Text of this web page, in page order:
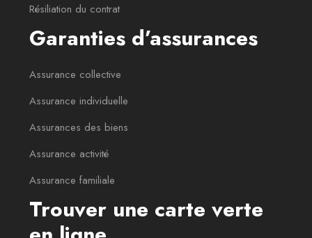
Résiliation du contrat
Garanties d’assurances
Assurance collective
Assurance individuelle
Assurances des biens
Assurance activité
Assurance familiale
Trouver une carte verte